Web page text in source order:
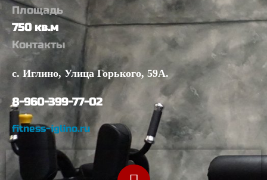
Площадь
750 кв.м
Контакты
с. Иглино, Улица Горького, 59А.
8-960-399-77-02
fitness-iglino.ru